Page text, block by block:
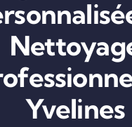
Yvelines